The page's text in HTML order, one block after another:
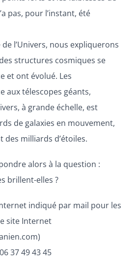
pas, pour l’instant, été
l’Univers, nous expliquerons
structures cosmiques se
et ont évolué. Les
aux télescopes géants,
à grande échelle, est
de galaxies en mouvement,
des milliards d’étoiles.
alors à la question :
brillent-elles ?
indiqué par mail pour les
site Internet
37 49 43 45